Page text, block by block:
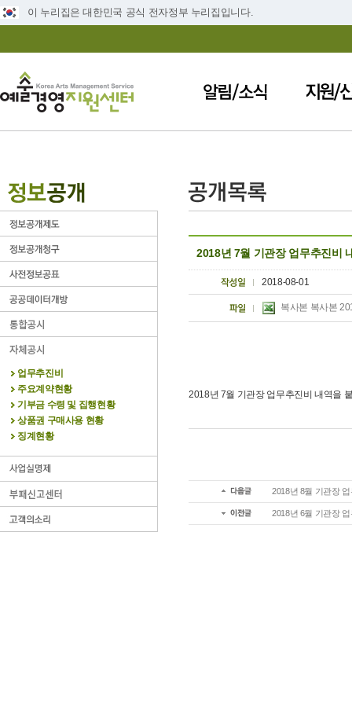
이 누리집은 대한민국 공식 전자정부 누리집입니다.
업무추진비
주요계약현황
기부금 수령 및 집행현황
상품권 구매사용 현황
징계현황
2018년 7월 기관장 업무추진비
2018-08-01
복사본 복사본
2018년 7월 기관장 업무추진비 내역을
2018년 8월 기관장
2018년 6월 기관장